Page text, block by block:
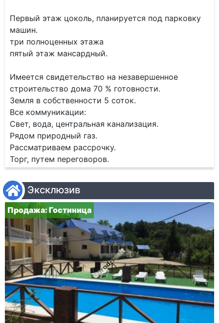
Первый этаж цоколь, планируется под парковку
машин.
три полноценных этажа
пятый этаж мансардный.
Имеется свидетельство на незавершенное
строительство дома 70 % готовности.
Земля в собственности 5 соток.
Все коммуникации:
Свет, вода, центральная канализация.
Рядом природный газ.
Рассматриваем рассрочку.
Торг, путем переговоров.
Эксклюзив
Продажа: Гостиница